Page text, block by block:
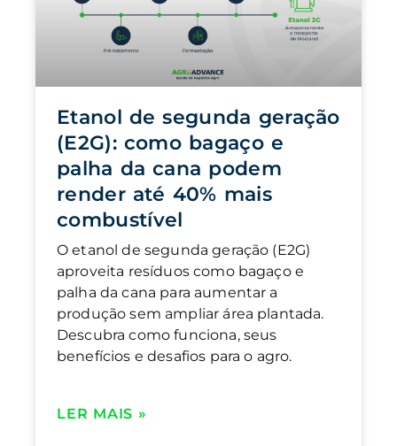
Etanol de segunda geração
(E2G): como bagaço e
palha da cana podem
render até 40% mais
combustível
O etanol de segunda geração (E2G)
aproveita resíduos como bagaço e
palha da cana para aumentar a
produção sem ampliar área plantada.
Descubra como funciona, seus
benefícios e desafios para o agro.
LER MAIS »